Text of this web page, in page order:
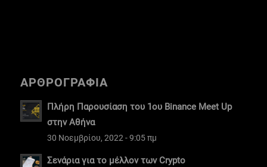
ΑΡΘΡΟΓΡΑΦΙΑ
Πλήρη Παρουσίαση του 1ου Binance Meet Up
στην Αθήνα
30 Νοεμβρίου, 2022 - 9:05 πμ
Σενάρια για το μέλλον των Crypto